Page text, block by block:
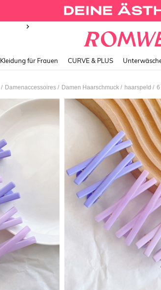
Kleidung für Frauen CURVE & PLUS
/ Damenaccessoires / Damen Haarschmuck / haarspeld / 6